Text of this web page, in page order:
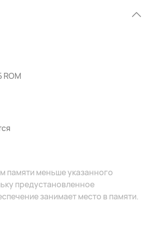
ROM
памяти меньше указанного
предустановленное
занимает место в памяти.